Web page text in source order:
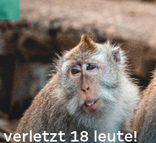
18 leute!